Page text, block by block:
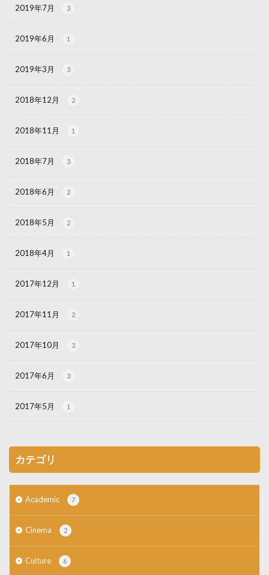
2019年7月 3
2019年6月 1
2019年3月 3
2018年12月 2
2018年11月 1
2018年7月 3
2018年6月 2
2018年5月 2
2018年4月 1
2017年12月 1
2017年11月 2
2017年10月 3
2017年6月 3
2017年5月 1
カテゴリ
Academic 7
Cinema 2
Culture 6